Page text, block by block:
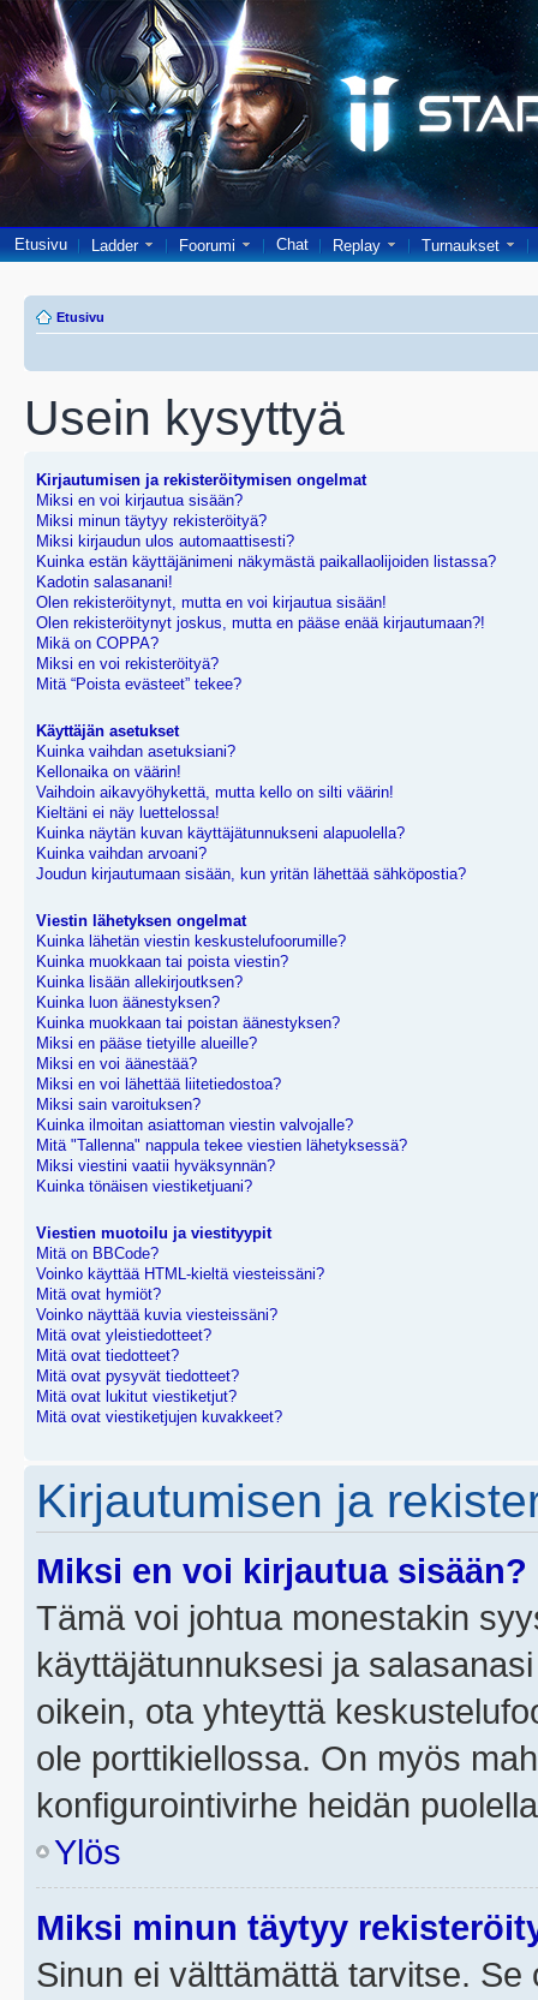
Etusivu Ladder Foorumi Chat Replay Turnaukset
Etusivu
Usein kysyttyä
Kirjautumisen ja rekisteröitymisen ongelmat
Miksi en voi kirjautua sisään?
Miksi minun täytyy rekisteröityä?
Miksi kirjaudun ulos automaattisesti?
Kuinka estän käyttäjänimeni näkymästä paikallaolijoiden listassa?
Kadotin salasanani!
Olen rekisteröitynyt, mutta en voi kirjautua sisään!
Olen rekisteröitynyt joskus, mutta en pääse enää kirjautumaan?!
Mikä on COPPA?
Miksi en voi rekisteröityä?
Mitä “Poista evästeet” tekee?
Käyttäjän asetukset
Kuinka vaihdan asetuksiani?
Kellonaika on väärin!
Vaihdoin aikavyöhykettä, mutta kello on silti väärin!
Kieltäni ei näy luettelossa!
Kuinka näytän kuvan käyttäjätunnukseni alapuolella?
Kuinka vaihdan arvoani?
Joudun kirjautumaan sisään, kun yritän lähettää sähköpostia?
Viestin lähetyksen ongelmat
Kuinka lähetän viestin keskustelufoorumille?
Kuinka muokkaan tai poista viestin?
Kuinka lisään allekirjoutksen?
Kuinka luon äänestyksen?
Kuinka muokkaan tai poistan äänestyksen?
Miksi en pääse tietyille alueille?
Miksi en voi äänestää?
Miksi en voi lähettää liitetiedostoa?
Miksi sain varoituksen?
Kuinka ilmoitan asiattoman viestin valvojalle?
Mitä "Tallenna" nappula tekee viestien lähetyksessä?
Miksi viestini vaatii hyväksynnän?
Kuinka tönäisen viestiketjuani?
Viestien muotoilu ja viestityypit
Mitä on BBCode?
Voinko käyttää HTML-kieltä viesteissäni?
Mitä ovat hymiöt?
Voinko näyttää kuvia viesteissäni?
Mitä ovat yleistiedotteet?
Mitä ovat tiedotteet?
Mitä ovat pysyvät tiedotteet?
Mitä ovat lukitut viestiketjut?
Mitä ovat viestiketjujen kuvakkeet?
Kirjautumisen ja
Miksi en voi kirjautua sisään?
Tämä voi johtua monestakin
käyttäjätunnuksesi ja
oikein, ota yhteyttä
ole porttikiellossa. On myös
konfigurointivirhe heidän
Ylös
Miksi minun täytyy
Sinun ei välttämättä tarvitse.